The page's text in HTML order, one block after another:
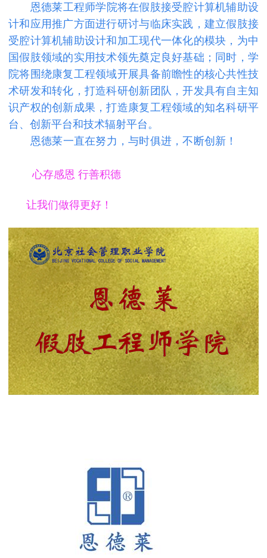
恩德莱工程师学院将在假肢接受腔计算机辅助设
计和应用推广方面进行研讨与临床实践，建立假肢接
受腔计算机辅助设计和加工现代一体化的模块，为中
国假肢领域的实用技术领先奠定良好基础； 同时，学
院将围绕康复工程领域开展具备前瞻性的核心共性技
术研发和转化，打造科研创新团队，开发具有自主知
识产权的创新成果，打造康复工程领域的知名科研平
台、创新平台和技术辐射平台。
恩德莱一直在努力，与时俱进，不断创新！
心存感恩 行善积德
让我们做得更好！